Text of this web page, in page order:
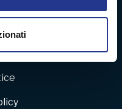
contenuti ed
il nostro sito con i
combinarle
dell’ambiente